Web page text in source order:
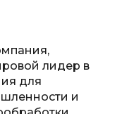
лидер в
для
и